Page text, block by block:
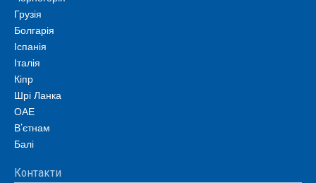
Грузія
Болгарія
Іспанія
Італія
Кіпр
Шрі Ланка
ОАЕ
В’єтнам
Балі
Контакти